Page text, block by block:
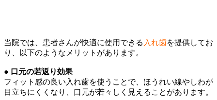
当院では、患者さんが快適に使用できる 入れ歯を提供してお
り、以下のようなメリットがあります。
● 口元の若返り効果
フィット感の良い入れ歯を使うことで、ほうれい線やしわが
目立ちにくくなり、口元が若々しく見えることがあります。